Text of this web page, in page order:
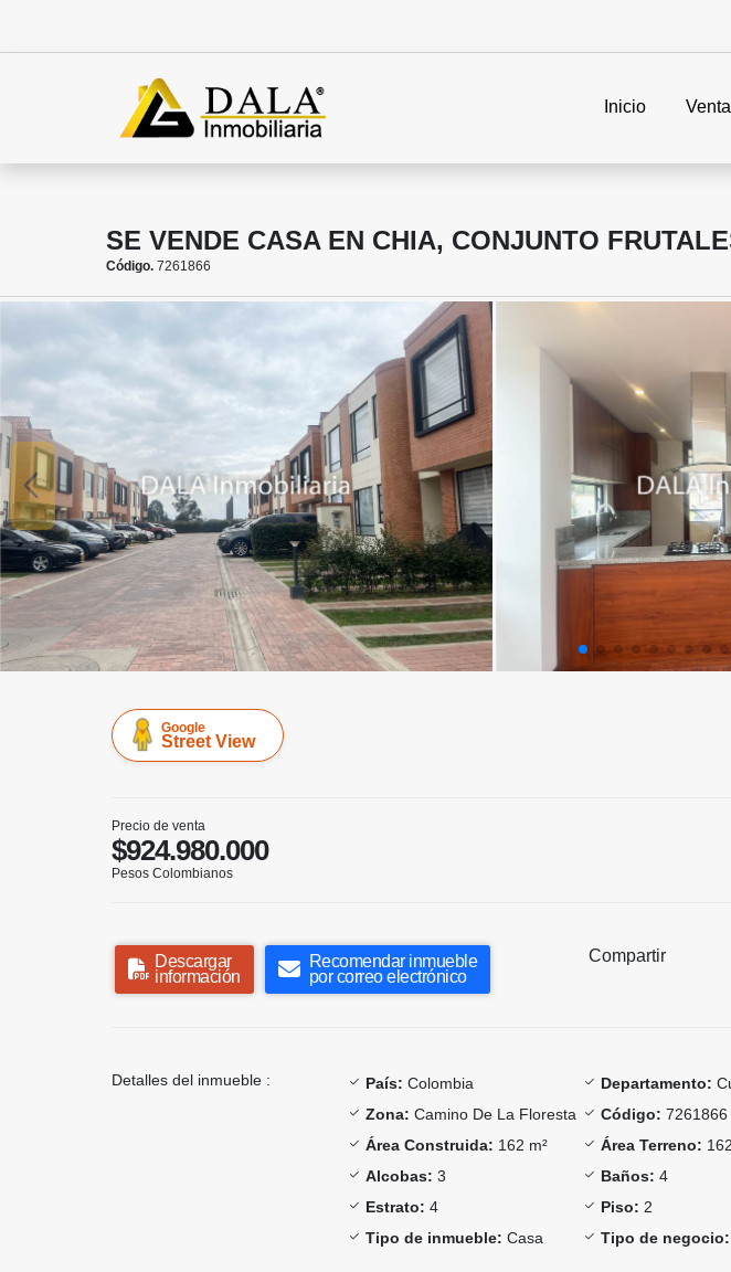
Inicio Venta
SE VENDE CASA EN CHIA, CONJUNTO
Código. 7261866
Google
Street View
Precio de venta
$924.980.000
Pesos Colombianos
Descargar
información
Recomendar inmueble
por correo electrónico
Compartir
Detalles del inmueble : País: Colombia Departamento:
Zona: Camino De La Floresta Código: 7261866
Área Construida: 162 m² Área Terreno:
Alcobas: 3 Baños: 4
Estrato: 4 Piso: 2
Tipo de inmueble: Casa Tipo de negocio: